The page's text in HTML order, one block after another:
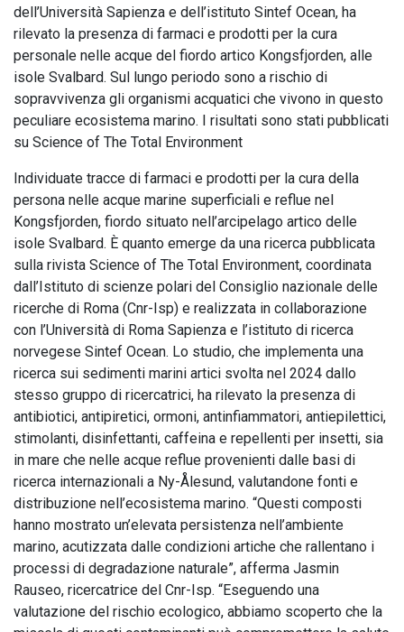
dell’Università Sapienza e dell’istituto Sintef Ocean, ha
rilevato la presenza di farmaci e prodotti per la cura
personale nelle acque del fiordo artico Kongsfjorden, alle
isole Svalbard. Sul lungo periodo sono a rischio di
sopravvivenza gli organismi acquatici che vivono in questo
peculiare ecosistema marino. I risultati sono stati pubblicati
su Science of The Total Environment
Individuate tracce di farmaci e prodotti per la cura della
persona nelle acque marine superficiali e reflue nel
Kongsfjorden, fiordo situato nell’arcipelago artico delle
isole Svalbard. È quanto emerge da una ricerca pubblicata
sulla rivista Science of The Total Environment, coordinata
dall’Istituto di scienze polari del Consiglio nazionale delle
ricerche di Roma (Cnr-Isp) e realizzata in collaborazione
con l’Università di Roma Sapienza e l’istituto di ricerca
norvegese Sintef Ocean. Lo studio, che implementa una
ricerca sui sedimenti marini artici svolta nel 2024 dallo
stesso gruppo di ricercatrici, ha rilevato la presenza di
antibiotici, antipiretici, ormoni, antinfiammatori, antiepilettici,
stimolanti, disinfettanti, caffeina e repellenti per insetti, sia
in mare che nelle acque reflue provenienti dalle basi di
ricerca internazionali a Ny-Ålesund, valutandone fonti e
distribuzione nell’ecosistema marino. “Questi composti
hanno mostrato un’elevata persistenza nell’ambiente
marino, acutizzata dalle condizioni artiche che rallentano i
processi di degradazione naturale”, afferma Jasmin
Rauseo, ricercatrice del Cnr-Isp. “Eseguendo una
valutazione del rischio ecologico, abbiamo scoperto che la